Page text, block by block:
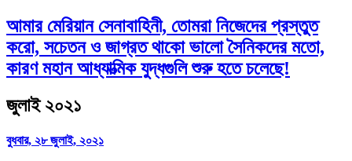
আমার মেরিয়ান সেনাবাহিনী, তোমরা নিজেদের প্রস্তুত
করো, সচেতন ও জাগ্রত থাকো ভালো সৈনিকদের মতো,
কারণ মহান আধ্যাত্মিক যুদ্ধগুলি শুরু হতে চলেছে!
জুলাই ২০২১
বুধবার, ২৮ জুলাই, ২০২১